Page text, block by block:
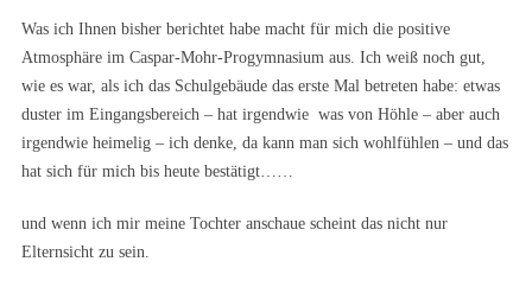
Was ich Ihnen bisher berichtet habe macht für mich die positive
Atmosphäre im Caspar-Mohr-Progymnasium aus. Ich weiß noch gut,
wie es war, als ich das Schulgebäude das erste Mal betreten habe: etwas
duster im Eingangsbereich – hat irgendwie was von Höhle – aber auch
irgendwie heimelig – ich denke, da kann man sich wohlfühlen – und das
hat sich für mich bis heute bestätigt……
und wenn ich mir meine Tochter anschaue scheint das nicht nur
Elternsicht zu sein.